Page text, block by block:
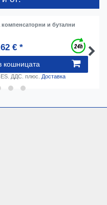
компенсаторни и бутални
€ *
кошницата
ДДС. плюс. Доставка